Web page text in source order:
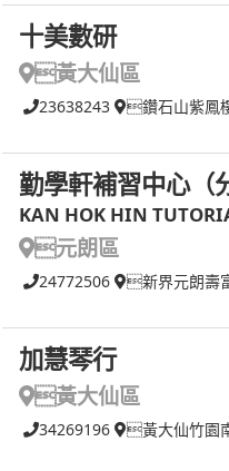
十美數研
黃大仙區
23638243 鑽石山紫鳳
勤學軒補習中心（
KAN HOK HIN
元朗區
24772506 新界元朗壽
加慧琴行
黃大仙區
34269196 黃大仙竹園